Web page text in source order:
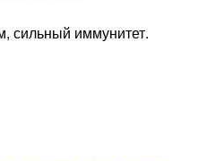
сильный иммунитет.